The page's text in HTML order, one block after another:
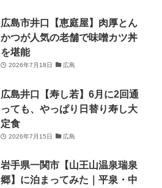
広島市井口【恵庭屋】肉厚とん
かつが人気の老舗で味噌カツ丼
を堪能
2026年7月18日 広島
広島井口【寿し若】6月に2回通
っても、やっぱり日替り寿し大
定食
2026年7月15日 広島
岩手県一関市【山王山温泉瑞泉
郷】に泊まってみた｜平泉・中